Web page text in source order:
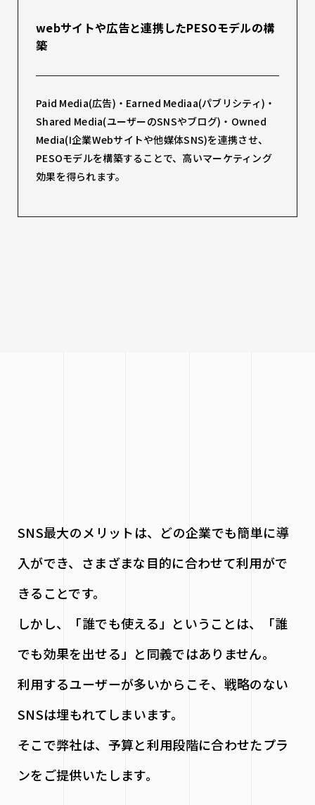
webサイトや広告と連携したPESOモデルの構
築
Paid Media(広告)・Earned Mediaa(パブリシティ)・
Shared Media(ユーザーのSNSやブログ)・Owned
Media(I企業Webサイトや他媒体SNS)を連携させ、
PESOモデルを構築することで、高いマーケティング
効果を得られます。
SNS最大のメリットは、どの企業でも簡単に導
入ができ、さまざまな目的に合わせて利用がで
きることです。
しかし、「誰でも使える」ということは、「誰
でも効果を出せる」と同義ではありません。
利用するユーザーが多いからこそ、戦略のない
SNSは埋もれてしまいます。
そこで弊社は、予算と利用段階に合わせたプラ
ンをご提供いたします。